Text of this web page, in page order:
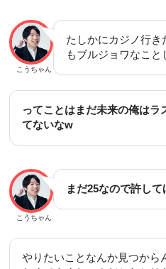
こうちゃん
たしかにカジノ行き
もブルジョワなこと
ってことはまだ未来の俺はラ
てないなw
こうちゃん
まだ25なので許して
やりたいことなんか見つから